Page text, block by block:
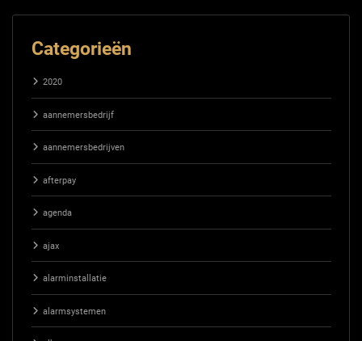
Categorieën
2020
aannemersbedrijf
aannemersbedrijven
afterpay
agenda
ajax
alarminstallatie
alarmsystemen